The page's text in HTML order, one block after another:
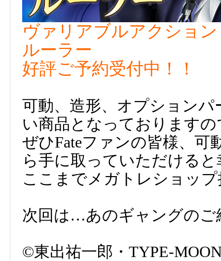
ヴァリアブルアクション
ルーラー
好評ご予約受付中！！
可動、造形、オプション
い商品となっておりますの
ぜひFateファンの皆様、
ら手に取っていただける
ここまでメガトレショッ
次回は…あのギャングのご
©東出祐一郎・TYPE-